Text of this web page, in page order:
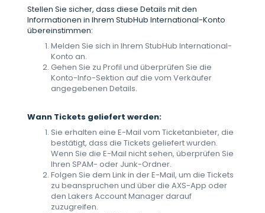
Stellen Sie sicher, dass diese Details mit den
Informationen in Ihrem StubHub International-Konto
übereinstimmen:
Melden Sie sich in Ihrem StubHub International-
Konto an.
Gehen Sie zu Profil und überprüfen Sie die
Konto-Info-Sektion auf die vom Verkäufer
angegebenen Details.
Wann Tickets geliefert werden:
Sie erhalten eine E-Mail vom Ticketanbieter, die
bestätigt, dass die Tickets geliefert wurden.
Wenn Sie die E-Mail nicht sehen, überprüfen Sie
Ihren SPAM- oder Junk-Ordner.
Folgen Sie dem Link in der E-Mail, um die Tickets
zu beanspruchen und über die AXS-App oder
den Lakers Account Manager darauf
zuzugreifen.